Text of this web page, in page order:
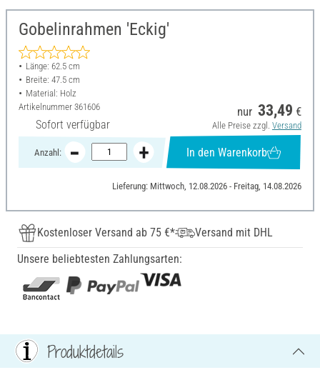
Gobelinrahmen 'Eckig'
Länge: 62.5 cm
Breite: 47.5 cm
Material: Holz
Artikelnummer 361606
Sofort verfügbar
nur 33,49 €
Alle Preise zzgl. Versand
Anzahl: In den Warenkorb
Lieferung: Mittwoch, 12.08.2026 - Freitag, 14.08.2026
Kostenloser Versand ab 75 €*
Versand mit DHL
Unsere beliebtesten Zahlungsarten:
Produktdetails